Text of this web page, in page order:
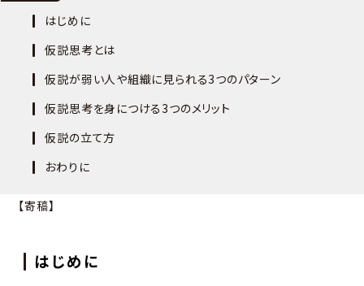
はじめに
仮説思考とは
仮説が弱い人や組織に見られる3つのパターン
仮説思考を身につける3つのメリット
仮説の立て方
おわりに
【寄稿】
はじめに